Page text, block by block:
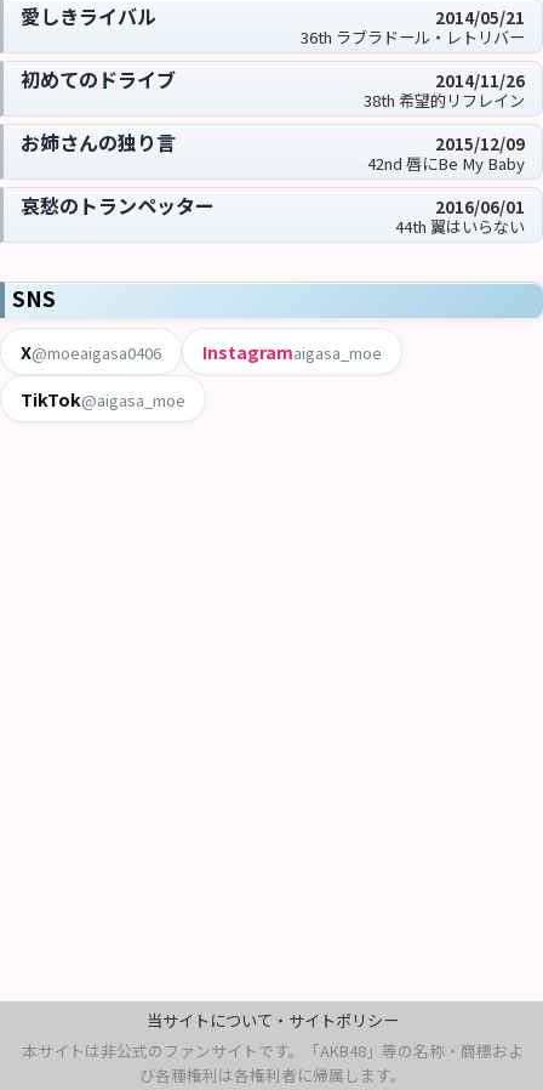
愛しきライバル
2014/05/21
36th ラブラドール・レトリバー
初めてのドライブ
2014/11/26
38th 希望的リフレイン
お姉さんの独り言
2015/12/09
42nd 唇にBe My Baby
哀愁のトランペッター
2016/06/01
44th 翼はいらない
SNS
X@moeaigasa0406 Instagramaigasa_moe
TikTok@aigasa_moe
当サイトについて・サイトポリシー
本サイトは非公式のファンサイトです。「AKB48」等の名称・商標およ
び各種権利は各権利者に帰属します。